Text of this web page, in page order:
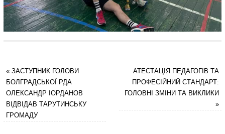
«ЗАСТУПНИК ГОЛОВИ
БОЛГРАДСЬКОЇ РДА
ОЛЕКСАНДР ІОРДАНОВ
ВІДВІДАВ ТАРУТИНСЬКУ
ГРОМАДУ
АТЕСТАЦІЯ ПЕДАГОГІВ ТА
ПРОФЕСІЙНИЙ СТАНДАРТ:
ГОЛОВНІ ЗМІНИ ТА ВИКЛИКИ
»